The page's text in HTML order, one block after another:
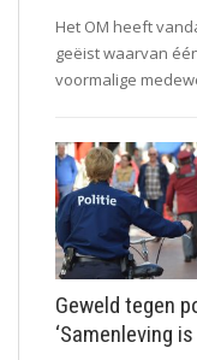
Het OM heeft
geëist waarvan
voormalige
Geweld tegen
‘Samenleving